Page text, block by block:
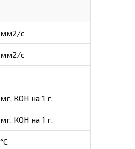
мм2/с
мм2/с
мг. КОН на 1 г.
мг. КОН на 1 г.
°C